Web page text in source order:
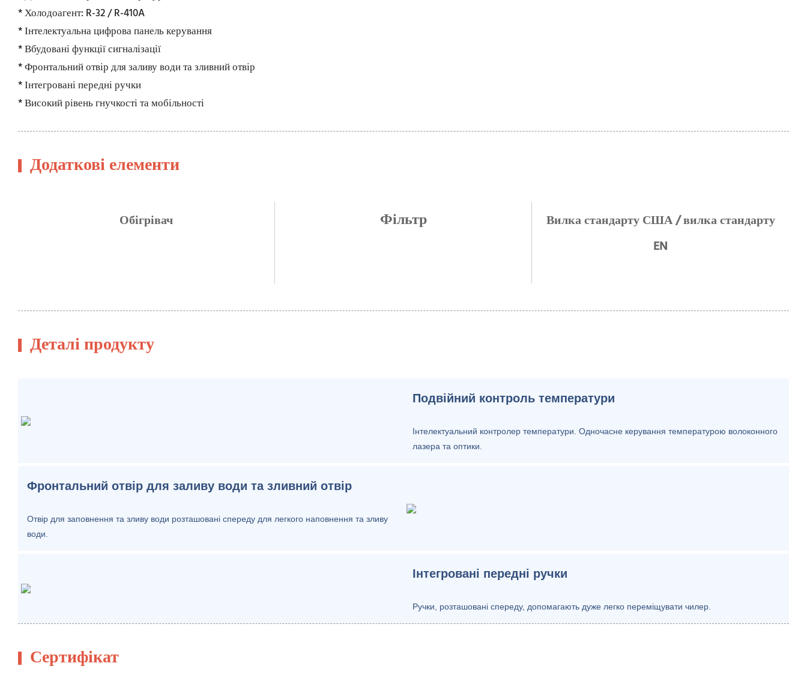
* Холодоагент: R-32 / R-410A
* Інтелектуальна цифрова панель керування
* Вбудовані функції сигналізації
* Фронтальний отвір для заливу води та зливний отвір
* Інтегровані передні ручки
* Високий рівень гнучкості та мобільності
Додаткові елементи
Обігрівач Фільтр
Вилка стандарту США / вилка стандарту
EN
Деталі продукту
Подвійний контроль температури
Інтелектуальний контролер температури. Одночасне керування температурою волоконного
лазера та оптики.
Фронтальний отвір для заливу води та зливний отвір
Отвір для заповнення та зливу води розташовані спереду для легкого наповнення та зливу
води.
Інтегровані передні ручки
Ручки, розташовані спереду, допомагають дуже легко переміщувати чилер.
Сертифікат